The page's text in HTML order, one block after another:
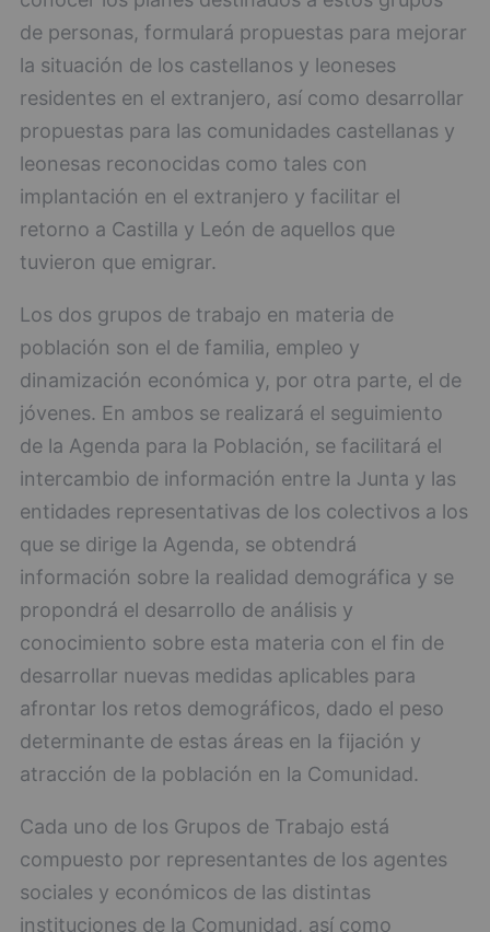
de personas, formulará propuestas para mejorar
la situación de los castellanos y leoneses
residentes en el extranjero, así como desarrollar
propuestas para las comunidades castellanas y
leonesas reconocidas como tales con
implantación en el extranjero y facilitar el
retorno a Castilla y León de aquellos que
tuvieron que emigrar.
Los dos grupos de trabajo en materia de
población son el de familia, empleo y
dinamización económica y, por otra parte, el de
jóvenes. En ambos se realizará el seguimiento
de la Agenda para la Población, se facilitará el
intercambio de información entre la Junta y las
entidades representativas de los colectivos a los
que se dirige la Agenda, se obtendrá
información sobre la realidad demográfica y se
propondrá el desarrollo de análisis y
conocimiento sobre esta materia con el fin de
desarrollar nuevas medidas aplicables para
afrontar los retos demográficos, dado el peso
determinante de estas áreas en la fijación y
atracción de la población en la Comunidad.
Cada uno de los Grupos de Trabajo está
compuesto por representantes de los agentes
sociales y económicos de las distintas
instituciones de la Comunidad, así como